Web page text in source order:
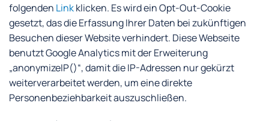
folgenden Linkklicken. Es wird ein Opt-Out-Cookie
gesetzt, das die Erfassung Ihrer Daten bei zukünftigen
Besuchen dieser Website verhindert. Diese Webseite
benutzt Google Analytics mit der Erweiterung
„anonymizeIP()“, damit die IP-Adressen nur gekürzt
weiterverarbeitet werden, um eine direkte
Personenbeziehbarkeit auszuschließen.